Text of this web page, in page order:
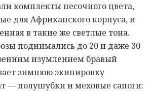
комплекты песочного цвета,
для Африканского корпуса, и
в такие же светлые тона.
поднимались до 20 и даже 30
изумлением бравый
зимнюю экипировку
— полушубки и меховые сапоги: